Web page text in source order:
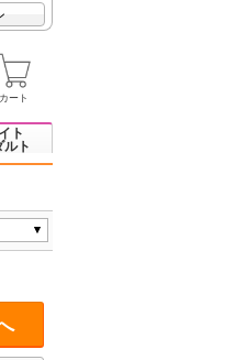
カート
ト
ルト